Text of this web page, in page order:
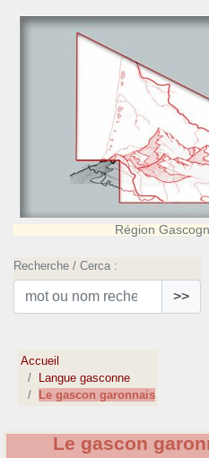
Région
Recherche / Cerca :
>>
Accueil
Langue gasconne
Le gascon garonnais
Le gascon